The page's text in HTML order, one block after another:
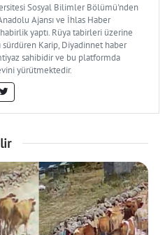
Sosyal Bilimler Bölümü'nden
Ajansı ve İhlas Haber
yaptı. Rüya tabirleri üzerine
sürdüren Karip, Diyadinnet haber
sahibidir ve bu platformda
yürütmektedir.